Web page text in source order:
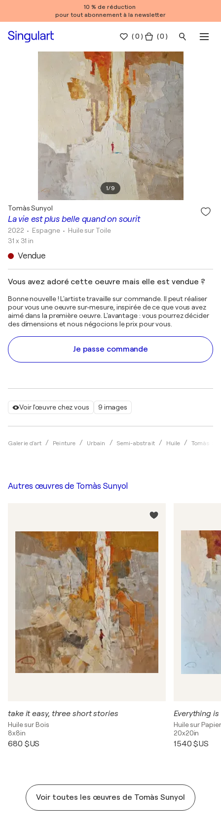
10 % de réduction
pour tout abonnement à la newsletter
(0 ) ( 0 )
1/9
Voir l'œuvre chez vous 9 images
Galerie d'art Peinture Urbain Semi-abstrait Huile Tomàs
La vie est plus belle quand on sourit
Tomàs Sunyol
2022 • Espagne • Huile sur Toile
31 x 31 in
Vendue
Vous avez adoré cette oeuvre mais elle est vendue ?
Bonne nouvelle ! L'artiste travaille sur commande. Il peut réaliser
pour vous une oeuvre sur-mesure, inspirée de ce que vous avez
aimé dans la première oeuvre. L'avantage : vous pourrez décider
des dimensions et nous négocions le prix pour vous.
Je passe commande
Autres œuvres de Tomàs Sunyol
take it easy, three short stories
Huile sur Bois
8x8in
680 $US
Everything
Huile sur Papier
20x20in
1 540 $US
Voir toutes les œuvres de Tomàs Sunyol